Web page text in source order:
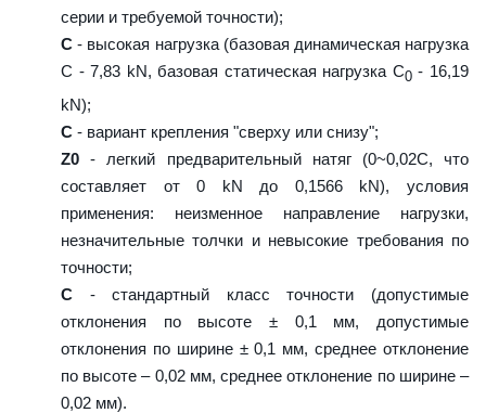
серии и требуемой точности);
C - высокая нагрузка (базовая динамическая нагрузка
C - 7,83 kN, базовая статическая нагрузка С0- 16,19
kN);
C - вариант крепления "сверху или снизу";
Z0 - легкий предварительный натяг (0~0,02C, что
составляет от 0 kN до 0,1566 kN), условия
применения: неизменное направление нагрузки,
незначительные толчки и невысокие требования по
точности;
C - стандартный класс точности (допустимые
отклонения по высоте ± 0,1 мм, допустимые
отклонения по ширине ± 0,1 мм, среднее отклонение
по высоте – 0,02 мм, среднее отклонение по ширине –
0,02 мм).